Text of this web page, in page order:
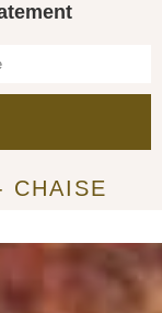
CHAISE